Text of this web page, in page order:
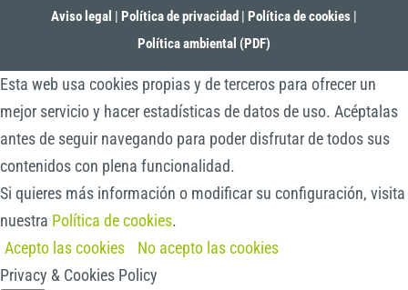
Aviso legal | Política de privacidad | Política de cookies|
Política ambiental (PDF)
Esta web usa cookies propias y de terceros para ofrecer un
mejor servicio y hacer estadísticas de datos de uso. Acéptalas
antes de seguir navegando para poder disfrutar de todos sus
contenidos con plena funcionalidad.
Si quieres más información o modificar su configuración, visita
nuestra Política de cookies.
Acepto las cookies
No acepto las cookies
Privacy & Cookies Policy